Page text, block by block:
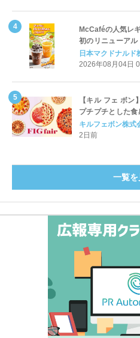
McCaféの人気レ
初のリニューア
ッペ」「マンゴー
開始
日本マクドナルド
2026年08月04日
【キル フェ ボ
プチプチとした
をたっぷりと。新
登場8月20日（木
キルフェボン株式
2日前
一覧を